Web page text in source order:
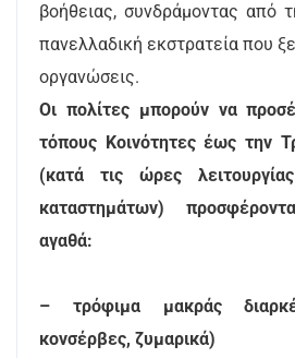
βοήθειας, συνδράμοντας από
πανελλαδική εκστρατεία που
οργανώσεις.
Οι πολίτες μπορούν να
τόπους Κοινότητες έως την
(κατά τις ώρες
καταστημάτων)
αγαθά:
– τρόφιμα μακράς
κονσέρβες, ζυμαρικά)